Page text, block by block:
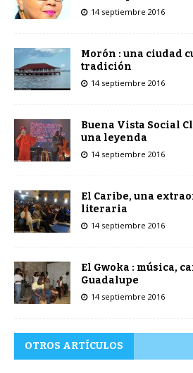
14 septiembre 2016
Morón : una ciudad
tradición
14 septiembre 2016
Buena Vista Social
una leyenda
14 septiembre 2016
El Caribe, una
literaria
14 septiembre 2016
El Gwoka : música,
Guadalupe
14 septiembre 2016
OTROS ARTÍCULOS